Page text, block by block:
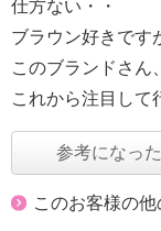
仕方ない・・
ブラウン好きです
このブランドさん
これから注目して
参考になった
このお客様の